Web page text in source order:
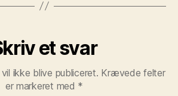
et svar
ikke blive publiceret. Krævede felter
er markeret med *